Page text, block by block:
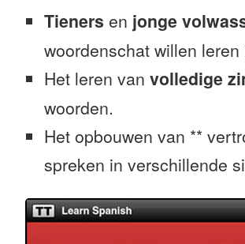
Tieners en jonge
woordenschat willen
Het leren van volledige
woorden.
Het opbouwen van **
spreken in verschillende